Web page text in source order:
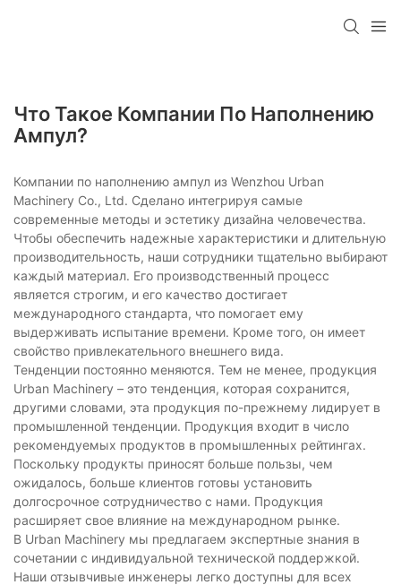
Что Такое Компании По Наполнению
Ампул?
Компании по наполнению ампул из Wenzhou Urban
Machinery Co., Ltd. Сделано интегрируя самые
современные методы и эстетику дизайна человечества.
Чтобы обеспечить надежные характеристики и длительную
производительность, наши сотрудники тщательно выбирают
каждый материал. Его производственный процесс
является строгим, и его качество достигает
международного стандарта, что помогает ему
выдерживать испытание времени. Кроме того, он имеет
свойство привлекательного внешнего вида.
Тенденции постоянно меняются. Тем не менее, продукция
Urban Machinery – это тенденция, которая сохранится,
другими словами, эта продукция по-прежнему лидирует в
промышленной тенденции. Продукция входит в число
рекомендуемых продуктов в промышленных рейтингах.
Поскольку продукты приносят больше пользы, чем
ожидалось, больше клиентов готовы установить
долгосрочное сотрудничество с нами. Продукция
расширяет свое влияние на международном рынке.
В Urban Machinery мы предлагаем экспертные знания в
сочетании с индивидуальной технической поддержкой.
Наши отзывчивые инженеры легко доступны для всех